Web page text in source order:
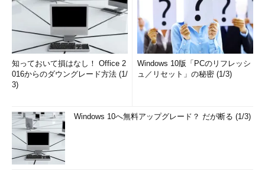
知っておいて損はなし！ Office 2
016からのダウングレード方法 (1/
3)
Windows 10版「PCのリフレッシ
ュ／リセット」の秘密 (1/3)
Windows 10へ無料アップグレード？ だが断る (1/3)